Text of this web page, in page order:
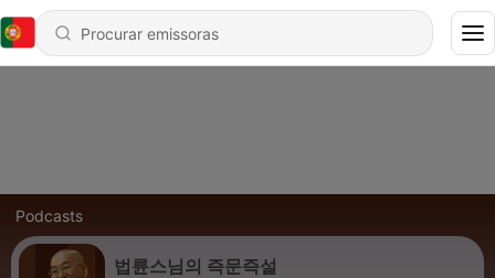
Podcasts
법륜스님의 즉문즉설